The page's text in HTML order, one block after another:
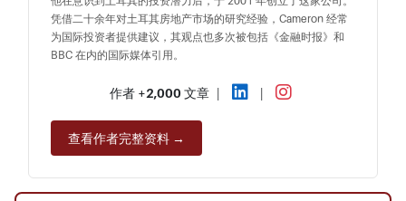
凭借二十余年对土耳其房地产市场的研究经验，Cameron 经常
为国际投资者提供建议，其观点也多次被包括《金融时报》和
BBC 在内的国际媒体引用。
作者 +2,000 文章 | |
查看作者完整资料 →